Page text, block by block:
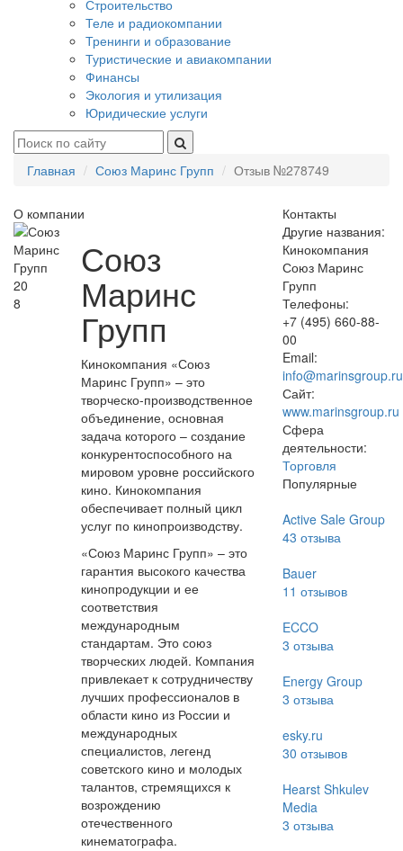
Строительство
Теле и радиокомпании
Тренинги и образование
Туристические и авиакомпании
Финансы
Экология и утилизация
Юридические услуги
Главная Союз Маринс Групп Отзыв №278749
О компании
20
8
Союз
Маринс
Групп
Кинокомпания «Союз
Маринс Групп» – это
творческо-производственное
объединение, основная
задача которого – создание
конкурентоспособного на
мировом уровне российского
кино. Кинокомпания
обеспечивает полный цикл
услуг по кинопроизводству.
«Союз Маринс Групп» – это
гарантия высокого качества
кинопродукции и ее
соответствия
международным
стандартам. Это союз
творческих людей. Компания
привлекает к сотрудничеству
лучших профессионалов в
области кино из России и
международных
специалистов, легенд
советского кино и молодых
талантов, стремящихся к
возрождению
отечественного
кинематографа.
Контакты
Другие названия:
Кинокомпания
Союз Маринс
Групп
Телефоны:
+7 (495) 660-88-
00
Email:
info@marinsgroup.ru
Сайт:
www.marinsgroup.ru
Сфера
деятельности:
Торговля
Популярные
Active Sale Group
43 отзыва
Bauer
11 отзывов
ECCO
3 отзыва
Energy Group
3 отзыва
esky.ru
30 отзывов
Hearst Shkulev
Media
3 отзыва